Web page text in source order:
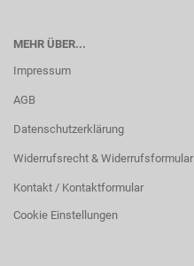
MEHR ÜBER...
Impressum
AGB
Datenschutzerklärung
Widerrufsrecht & Widerrufsformular
Kontakt / Kontaktformular
Cookie Einstellungen